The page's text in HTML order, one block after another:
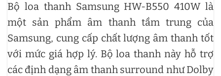
Bộ loa thanh Samsung HW-B550 410W là
một sản phẩm âm thanh tầm trung của
Samsung, cung cấp chất lượng âm thanh tốt
với mức giá hợp lý. Bộ loa thanh này hỗ trợ
các định dạng âm thanh surround như Dolby